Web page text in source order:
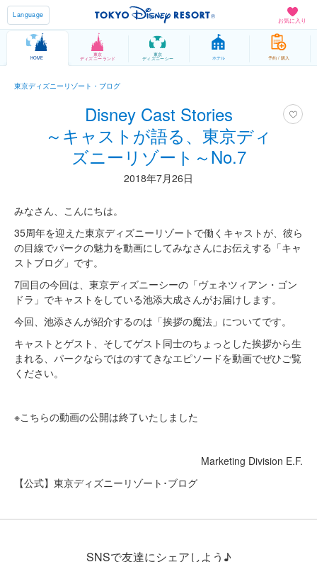
お気に入り
Language
HOME
東京
ディズニーランド
東京
ディズニーシー ホテル 予約 / 購入
東京ディズニーリゾート・ブログ
Disney Cast Stories
～キャストが語る、東京ディ
ズニーリゾート～No.7
2018年7月26日
みなさん、こんにちは。
35周年を迎えた東京ディズニーリゾートで働くキャストが、彼ら
の目線でパークの魅力を動画にしてみなさんにお伝えする「キャ
ストブログ」です。
7回目の今回は、東京ディズニーシーの「ヴェネツィアン・ゴン
ドラ」でキャストをしている池添大成さんがお届けします。
今回、池添さんが紹介するのは「挨拶の魔法」についてです。
キャストとゲスト、そしてゲスト同士のちょっとした挨拶から生
まれる、パークならではのすてきなエピソードを動画でぜひご覧
ください。
※こちらの動画の公開は終了いたしました
Marketing Division E.F.
【公式】東京ディズニーリゾート･ブログ
SNSで友達にシェアしよう♪